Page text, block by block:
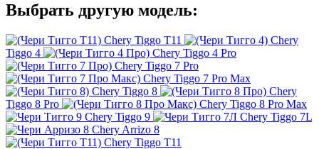
Выбрать другую модель:
Chery Tiggo T11
Chery
Tiggo 4
Chery Tiggo 4 Pro
Chery Tiggo 7 Pro
Chery Tiggo 7 Pro Max
Chery Tiggo 8
Chery
Tiggo 8 Pro
Chery Tiggo 8 Pro Max
Chery Tiggo 9
Chery Tiggo 7L
Chery Arrizo 8
Chery Tiggo T11